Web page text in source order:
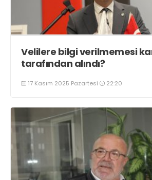
Velilere bilgi verilmemesi
tarafından alındı?
17 Kasım 2025 Pazartesi 22:20